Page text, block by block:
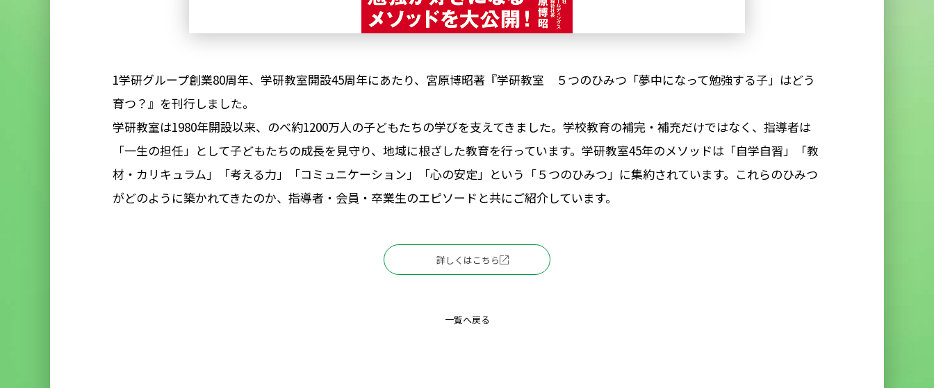
1学研グループ創業80周年、学研教室開設45周年にあたり、宮原博昭著『学研教室 ５つのひみつ「夢中になって勉強する子」はどう
育つ？』を刊行しました。
学研教室は1980年開設以来、のべ約1200万人の子どもたちの学びを支えてきました。学校教育の補完・補充だけではなく、指導者は
「一生の担任」として子どもたちの成長を見守り、地域に根ざした教育を行っています。学研教室45年のメソッドは「自学自習」「教
材・カリキュラム」「考える力」「コミュニケーション」「心の安定」という「５つのひみつ」に集約されています。これらのひみつ
がどのように築かれてきたのか、指導者・会員・卒業生のエピソードと共にご紹介しています。
詳しくはこちら
一覧へ戻る